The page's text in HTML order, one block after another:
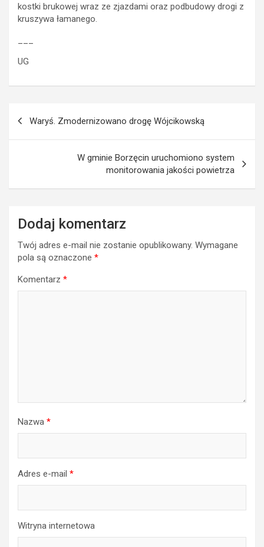
kostki brukowej wraz ze zjazdami oraz podbudowy drogi z
kruszywa łamanego.
UG
wpisu
Waryś. Zmodernizowano drogę Wójcikowską
W gminie Borzęcin uruchomiono system
monitorowania jakości powietrza
Dodaj komentarz
Twój adres e-mail nie zostanie opublikowany. Wymagane
pola są oznaczone *
Komentarz *
Nazwa *
Adres e-mail *
Witryna internetowa